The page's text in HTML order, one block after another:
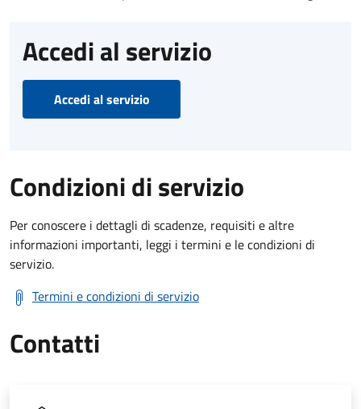
Accedi al servizio
Accedi al servizio
Condizioni di servizio
Per conoscere i dettagli di scadenze, requisiti e altre
informazioni importanti, leggi i termini e le condizioni di
servizio.
Termini e condizioni di servizio
Contatti